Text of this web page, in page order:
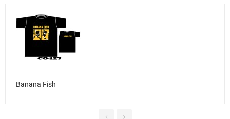
Banana Fish